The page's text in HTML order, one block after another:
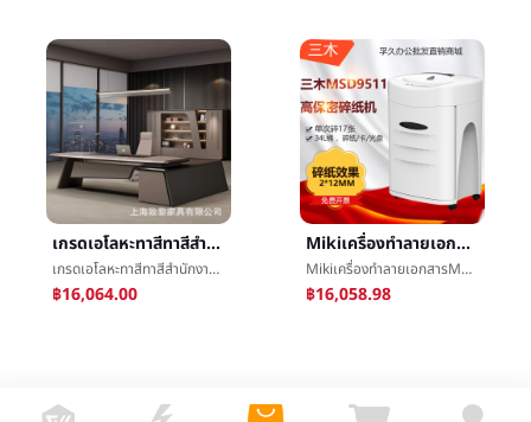
เกรดเอโลหะทาสีทาสีสำนักงานเฟอร์นิเจอร์แฟชั่นโต๊ะBossโต๊ะทำงานหัวผู้จัดการสำนักงานæ¡เก้าอี้การรวมกัน
เกรดเอโลหะทาสีทาสีสำนักงานเฟอร์นิเจอร์แฟชั่นโต๊ะBossโต๊ะทำงานหัวผู้จัดการสำนักงานæ¡เก้าอี้การรวมกัน
฿16,064.00
Mikiเครื่องทำลายเอกสารMSD9511เหล็กกล้าแมงกานีสเซี่ยกำลังไฟสูงความจุไฟฟ้าสำนักงานกระดาษเครื่องบด
Mikiเครื่องทำลายเอกสารMSD9511เหล็กกล้าแมงกานีสเซี่ยกำลังไฟสูงความจุไฟฟ้าสำนักงานกระดาษเครื่องบด
฿16,058.98